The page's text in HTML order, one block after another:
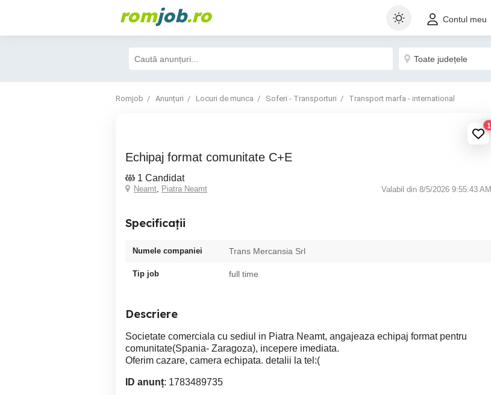
romjob.ro Contul meu
Romjob Anunțuri Locuri de munca Soferi - Transporturi Transport marfa - international
1
Echipaj format comunitate C+E
1 Candidat
Neamt, Piatra Neamt Valabil din 8/5/2026 9:55:43 AM
Specificații
Numele companiei Trans Mercansia Srl
Tip job full time
Descriere
Societate comerciala cu sediul in Piatra Neamt, angajeaza echipaj format pentru
comunitate(Spania- Zaragoza), incepere imediata.
Oferim cazare, camera echipata. detalii la tel:(
ID anunț: 1783489735